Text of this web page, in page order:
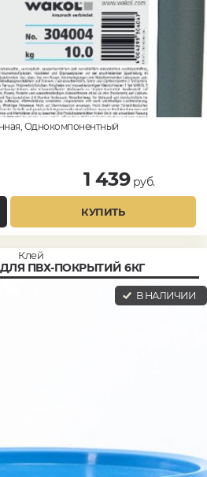
Однокомпонентный
1 439руб.
КУПИТЬ
Клей
ДЛЯ ПВХ-ПОКРЫТИЙ 6КГ
В НАЛИЧИИ